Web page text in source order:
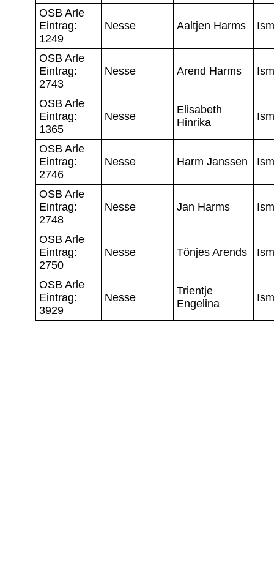
OSB Arle
Eintrag:
1249
Nesse Aaltjen Harms
OSB Arle
Eintrag:
2743
Nesse Arend Harms
OSB Arle
Eintrag:
1365
Nesse
Elisabeth
Hinrika
OSB Arle
Eintrag:
2746
Nesse Harm Janssen
OSB Arle
Eintrag:
2748
Nesse Jan Harms
OSB Arle
Eintrag:
2750
Nesse Tönjes Arends
OSB Arle
Eintrag:
3929
Nesse
Trientje
Engelina